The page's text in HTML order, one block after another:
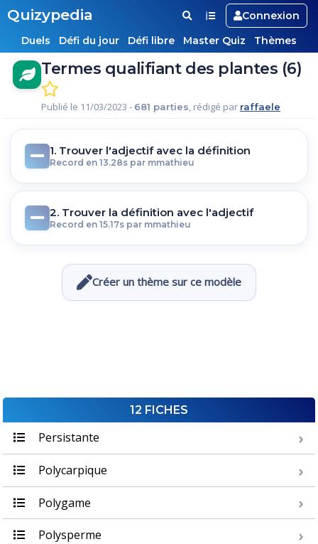
Quizypedia
Connexion
Duels
Défi du jour Défi libre Master Quiz Thèmes
Termes qualifiant des plantes (6)
Publié le 11/03/2023 - 681 parties, rédigé par raffaele
1. Trouver l'adjectif avec la définition
Record en 13.28s par mmathieu
2. Trouver la définition avec l'adjectif
Record en 15.17s par mmathieu
Créer un thème sur ce modèle
12 FICHES
Persistante
Polycarpique
Polygame
Polysperme